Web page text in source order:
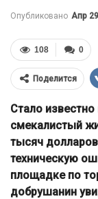
Опубликовано Апр
0
108
Поделится
Стало
смекалистый
тысяч
техническую
площадке по
добрушанин